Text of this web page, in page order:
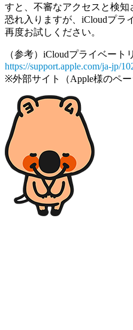
すと、不審なアクセスと検知
恐れ入りますが、iCloudプラ
再度お試しください。
（参考）iCloudプライベート
https://support.apple.com/ja-jp/
※外部サイト（Apple様のペ